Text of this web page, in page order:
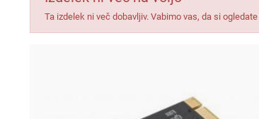
Ta izdelek ni več dobavljiv. Vabimo vas, da si ogledate